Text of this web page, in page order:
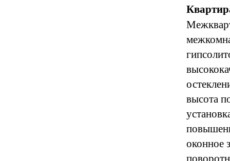
высота
оконное